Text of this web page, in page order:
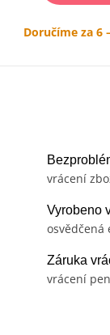
Doručíme za 6
vrácení
Vyrobeno
osvědčená
Záruka
vrácení